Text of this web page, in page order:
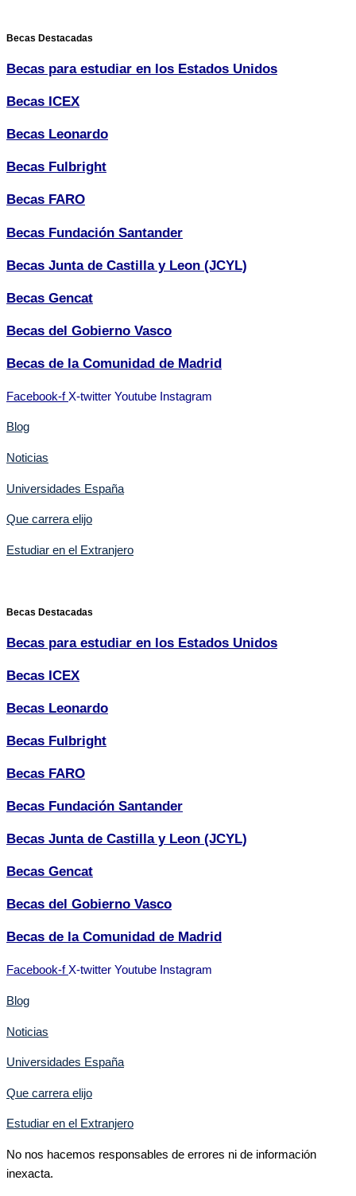
Becas Destacadas
Becas para estudiar en los Estados Unidos
Becas ICEX
Becas Leonardo
Becas Fulbright
Becas FARO
Becas Fundación Santander
Becas Junta de Castilla y Leon (JCYL)
Becas Gencat
Becas del Gobierno Vasco
Becas de la Comunidad de Madrid
Facebook-f X-twitter Youtube Instagram
Blog
Noticias
Universidades España
Que carrera elijo
Estudiar en el Extranjero
Becas Destacadas
Becas para estudiar en los Estados Unidos
Becas ICEX
Becas Leonardo
Becas Fulbright
Becas FARO
Becas Fundación Santander
Becas Junta de Castilla y Leon (JCYL)
Becas Gencat
Becas del Gobierno Vasco
Becas de la Comunidad de Madrid
Facebook-f X-twitter Youtube Instagram
Blog
Noticias
Universidades España
Que carrera elijo
Estudiar en el Extranjero
No nos hacemos responsables de errores ni de información
inexacta.